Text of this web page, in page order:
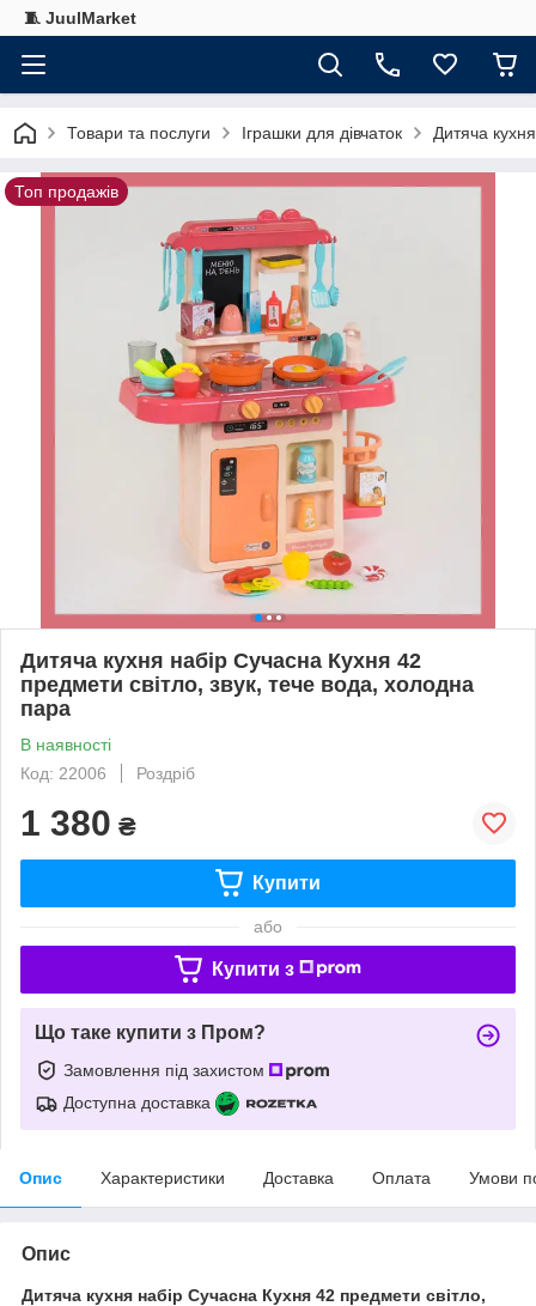
🧵 JuulMarket
Товари та послуги Іграшки для дівчаток Дитяча
Топ продажів
Дитяча кухня набір Сучасна Кухня 42
предмети світло, звук, тече вода, холодна
пара
В наявності
Код: 22006
Роздріб
1 380 ₴
Купити
або
Купити з
Що таке купити з Пром?
Замовлення під захистом
Доступна доставка
Опис Характеристики Доставка Оплата Умови
Опис
Дитяча кухня набір Сучасна Кухня 42 предмети світло,